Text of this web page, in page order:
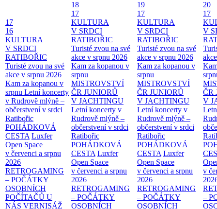
17
16
KULTURA
V SRDCI
RATIBOŘIC
Turisté zvou na své
akce v srpnu 2026
Kam za kopanou v
srpnu Letní koncerty
v Rudrově mlýně –
občerstvení v srdci
Ratibořic
POHÁDKOVÁ
CESTA Luxfer
Open Space
v červenci a srpnu
2026
RETROGAMING
– POČÁTKY
OSOBNÍCH
POČÍTAČŮ U
NÁS VERNISÁŽ
18
17
KULTURA
V SRDCI
RATIBOŘIC
Turisté zvou na své
akce v srpnu 2026
Kam za kopanou v
srpnu
MISTROVSTVÍ
ČR JUNIORŮ
V JACHTINGU
Letní koncerty v
Rudrově mlýně –
občerstvení v srdci
Ratibořic
POHÁDKOVÁ
CESTA Luxfer
Open Space
v červenci a srpnu
2026
RETROGAMING
– POČÁTKY
OSOBNÍCH
19
17
KULTURA
V SRDCI
RATIBOŘIC
Turisté zvou na své
akce v srpnu 2026
Kam za kopanou v
srpnu
MISTROVSTVÍ
ČR JUNIORŮ
V JACHTINGU
Letní koncerty v
Rudrově mlýně –
občerstvení v srdci
Ratibořic
POHÁDKOVÁ
CESTA Luxfer
Open Space
v červenci a srpnu
2026
RETROGAMING
– POČÁTKY
OSOBNÍCH
20
17
V
ČR
V
v
–